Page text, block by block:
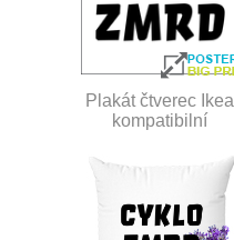
Plakát čtverec Ikea
kompatibilní